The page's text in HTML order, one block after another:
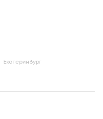
Екатеринбург